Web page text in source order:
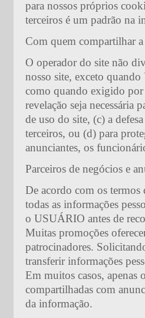
para nossos próprios
terceiros é um padrão na
Com quem compartilhar
O operador do site não
nosso site, exceto
como quando exigido por
revelação seja necessária
de uso do site, (c) a
terceiros, ou (d) para
anunciantes, os
Parceiros de negócios e
De acordo com os
todas as informações
o USUÁRIO antes de
Muitas promoções
patrocinadores.
transferir informações
Em muitos casos, apenas
compartilhadas com
da informação.